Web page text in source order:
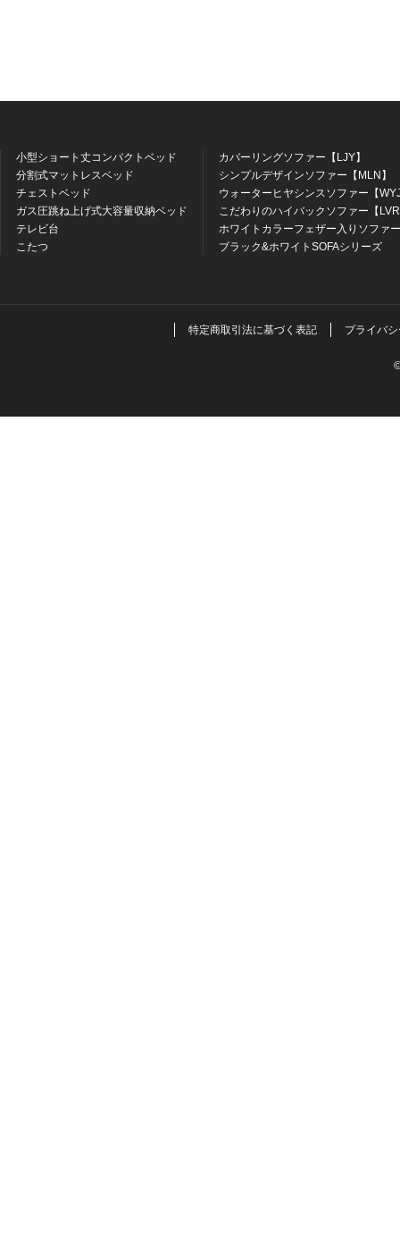
小型ショート丈コンパクトベッド
分割式マットレスベッド
チェストベッド
ガス圧跳ね上げ式大容量収納ベッド
テレビ台
こたつ
カバーリングソファー【LJY】
シンプルデザインソファー【MLN】
ウォーターヒヤシンスソファー【
こだわりのハイバックソファー【
ホワイトカラーフェザー入りソファ
ブラック&ホワイトSOFAシリーズ
特定商取引法に基づく表記 プライバ